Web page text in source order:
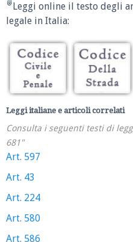
Leggi online il testo degli
legale in Italia:
Leggi italiane e articoli correlati
Consulta i seguenti testi di
681"
Art. 597
Art. 43
Art. 224
Art. 580
Art. 586